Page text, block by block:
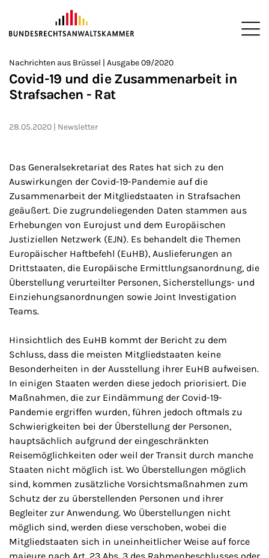
ZUM HAUPTINHALT SPRINGEN
Sie befinden sich hier:
>
Startseite
>
Newsroom
>
Newsletter
>
Nachrichten aus Brüssel
Nachrichten aus Brüssel | Ausgabe 09/2020
Covid-19 und die Zusammenarbeit in
Strafsachen - Rat
28.05.2020 Newsletter
Das Generalsekretariat des Rates hat sich zu den
Auswirkungen der Covid-19-Pandemie auf die
Zusammenarbeit der Mitgliedstaaten in Strafsachen
geäußert. Die zugrundeliegenden Daten stammen aus
Erhebungen von Eurojust und dem Europäischen
Justiziellen Netzwerk (EJN). Es behandelt die Themen
Europäischer Haftbefehl (EuHB), Auslieferungen an
Drittstaaten, die Europäische Ermittlungsanordnung, die
Überstellung verurteilter Personen, Sicherstellungs- und
Einziehungsanordnungen sowie Joint Investigation
Teams.
Hinsichtlich des EuHB kommt der Bericht zu dem
Schluss, dass die meisten Mitgliedstaaten keine
Besonderheiten in der Ausstellung ihrer EuHB aufweisen.
In einigen Staaten werden diese jedoch priorisiert. Die
Maßnahmen, die zur Eindämmung der Covid-19-
Pandemie ergriffen wurden, führen jedoch oftmals zu
Schwierigkeiten bei der Überstellung der Personen,
hauptsächlich aufgrund der eingeschränkten
Reisemöglichkeiten oder weil der Transit durch manche
Staaten nicht möglich ist. Wo Überstellungen möglich
sind, kommen zusätzliche Vorsichtsmaßnahmen zum
Schutz der zu überstellenden Personen und ihrer
Begleiter zur Anwendung. Wo Überstellungen nicht
möglich sind, werden diese verschoben, wobei die
Mitgliedstaaten sich in uneinheitlicher Weise auf force